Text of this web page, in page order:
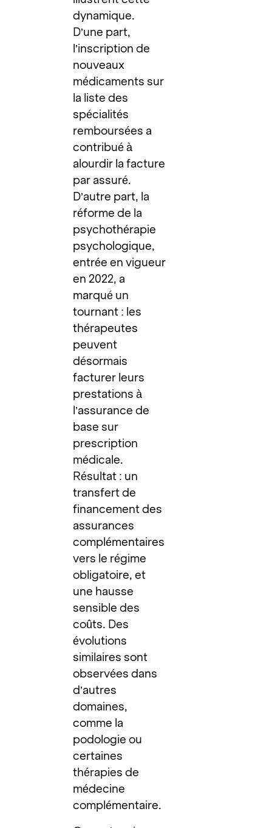
dynamique.
D’une part,
l’inscription de
nouveaux
médicaments sur
la liste des
spécialités
remboursées a
contribué à
alourdir la facture
par assuré.
D’autre part, la
réforme de la
psychothérapie
psychologique,
entrée en vigueur
en 2022, a
marqué un
tournant : les
thérapeutes
peuvent
désormais
facturer leurs
prestations à
l’assurance de
base sur
prescription
médicale.
Résultat : un
transfert de
financement des
assurances
complémentaires
vers le régime
obligatoire, et
une hausse
sensible des
coûts. Des
évolutions
similaires sont
observées dans
d’autres
domaines,
comme la
podologie ou
certaines
thérapies de
médecine
complémentaire.